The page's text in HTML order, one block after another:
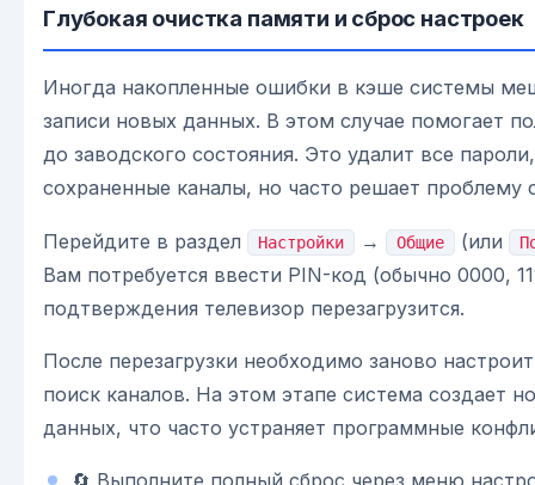
Глубокая очистка памяти и сброс настроек
Иногда накопленные ошибки в кэше системы
записи новых данных. В этом случае помогает
до заводского состояния. Это удалит все
сохраненные каналы, но часто решает проблему
Перейдите в раздел Настройки → Общие (или
Вам потребуется ввести PIN-код (обычно 0000,
подтверждения телевизор перезагрузится.
После перезагрузки необходимо заново
поиск каналов. На этом этапе система создает
данных, что часто устраняет программные
🔄 Выполните полный сброс через меню